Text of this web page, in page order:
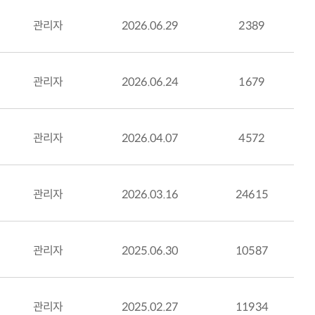
관리자 2026.06.29 2389
관리자 2026.06.24 1679
관리자 2026.04.07 4572
관리자 2026.03.16 24615
관리자 2025.06.30 10587
관리자 2025.02.27 11934